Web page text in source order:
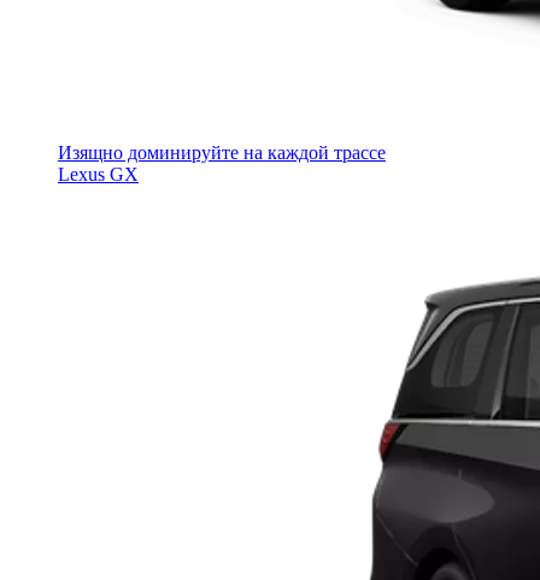
Изящно доминируйте на каждой трассе
Lexus GX